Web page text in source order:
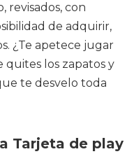
revisados, con
de adquirir,
¿Te apetece jugar
quites los zapatos y
te desvelo toda
Tarjeta de play